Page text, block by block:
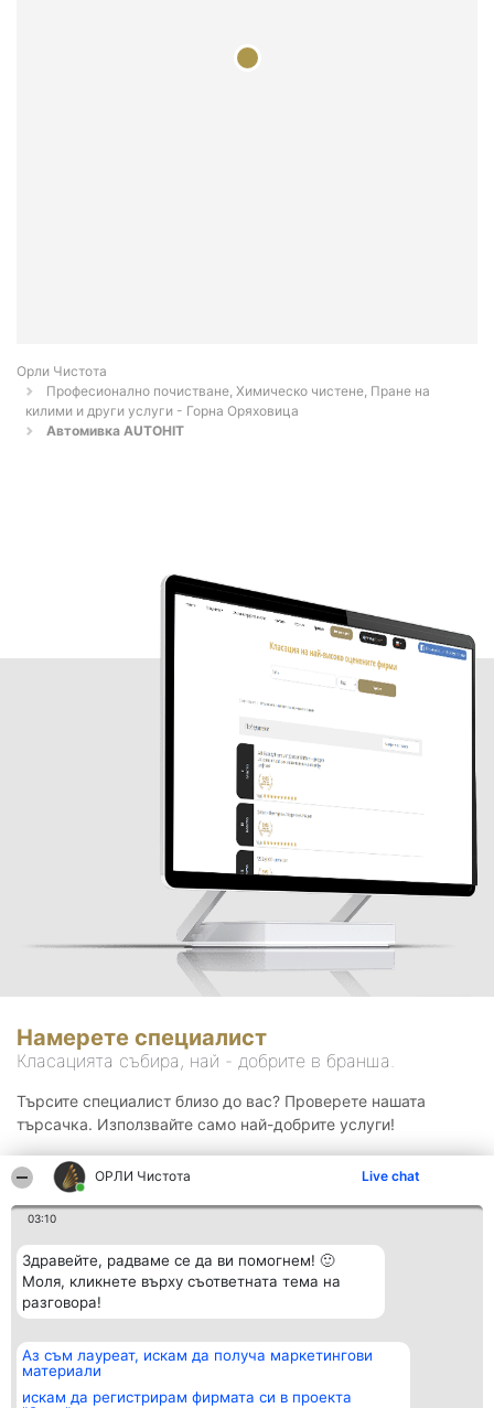
ОРЛИ Чистота Live chat
03:10
Здравейте, радваме се да ви помогнем! 🙂
Моля, кликнете върху съответната тема на
разговора!
Аз съм лауреат, искам да получа маркетингови
материали
искам да регистрирам фирмата си в проекта
Орли Чистота
Професионално почистване, Химическо чистене, Пране на
килими и други услуги - Горна Оряховица
Автомивка AUTOHIT
Намерете специалист
Класацията събира, най - добрите в бранша.
Търсите специалист близо до вас? Проверете нашата
търсачка. Използвайте само най-добрите услуги!
Организатор на
класиране
BulevardulAleea Timișul De
Класация
всички
Контакти